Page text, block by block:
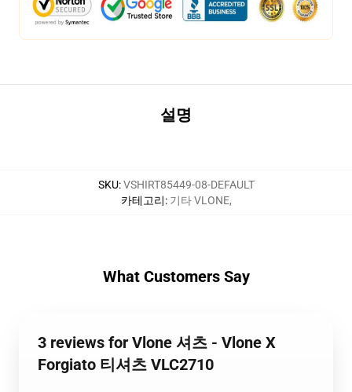
설명
SKU:VSHIRT85449-08-DEFAULT
카테고리: 기타 VLONE,
What Customers Say
3 reviews for Vlone 셔츠 - Vlone X
Forgiato 티셔츠 VLC2710